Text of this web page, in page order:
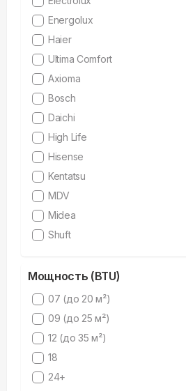
Energolux
Haier
Ultima Comfort
Axioma
Bosch
Daichi
High Life
Hisense
Kentatsu
MDV
Midea
Shuft
Мощность (BTU)
07 (до 20 м²)
09 (до 25 м²)
12 (до 35 м²)
18
24+